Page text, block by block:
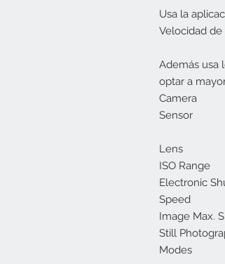
Usa la
Velocidad
Además usa
optar a
Camera
Sensor
Lens
ISO Range
Electronic
Speed
Image Max.
Still
Modes